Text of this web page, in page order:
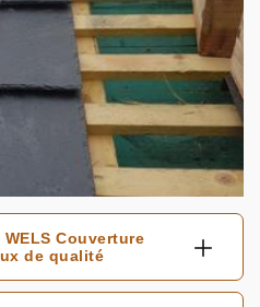
Couverture
de qualité